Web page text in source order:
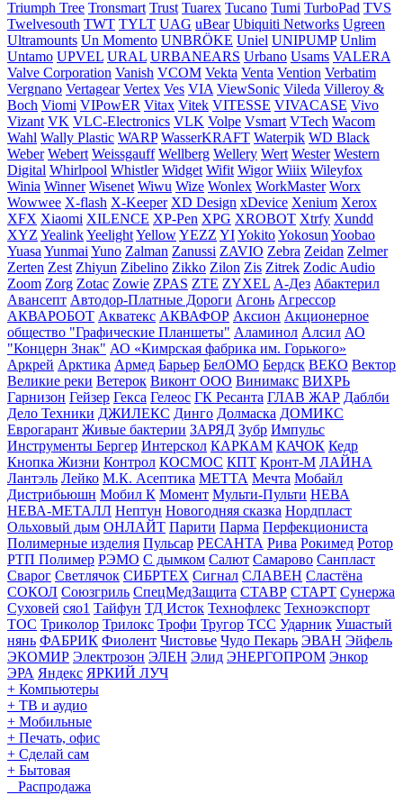
Triumph Tree Tronsmart Trust Tuarex Tucano Tumi TurboPad TVS
Twelvesouth TWT TYLT UAG uBear Ubiquiti Networks Ugreen
Ultramounts Un Momento UNBRÖKE Uniel UNIPUMP Unlim
Untamo UPVEL URAL URBANEARS Urbano Usams VALERA
Valve Corporation Vanish VCOM Vekta Venta Vention Verbatim
Vergnano Vertagear Vertex Ves VIA ViewSonic Vileda Villeroy &
Boch Viomi VIPowER Vitax Vitek VITESSE VIVACASE Vivo
Vizant VK VLC-Electronics VLK Volpe Vsmart VTech Wacom
Wahl Wally Plastic WARP WasserKRAFT Waterpik WD Black
Weber Webert Weissgauff Wellberg Wellery Wert Wester Western
Digital Whirlpool Whistler Widget Wifit Wigor Wiiix Wileyfox
Winia Winner Wisenet Wiwu Wize Wonlex WorkMaster Worx
Wowwee X-flash X-Keeper XD Design xDevice Xenium Xerox
XFX Xiaomi XILENCE XP-Pen XPG XROBOT Xtrfy Xundd
XYZ YealinkYeelightYellowYEZZ YIYokitoYokosun Yoobao
Yuasa Yunmai Yuno Zalman Zanussi ZAVIO Zebra Zeidan Zelmer
Zerten Zest Zhiyun Zibelino Zikko Zilon Zis Zitrek Zodic Audio
Zoom Zorg Zotac Zowie ZPAS ZTE ZYXEL А-Дез Абактерил
Авансепт Автодор-Платные Дороги Агонь Агрессор
АКВАРОБОТ Акватекс АКВАФОР Аксион Акционерное
общество "Графические Планшеты" Аламинол Алсил АО
"Концерн Знак" АО «Кимрская фабрика им. Горького»
Аркрей Арктика Армед Барьер БелОМО Бердск ВЕКО Вектор
Великие реки Ветерок Виконт ООО Винимакс ВИХРЬ
Гарнизон Гейзер Гекса Гелеос ГК Ресанта ГЛАВ ЖАР Даблби
Дело Техники ДЖИЛЕКС Динго Долмаска ДОМИКС
Еврогарант Живые бактерии ЗАРЯД Зубр Импульс
Инструменты Бергер Интерскол КАРКАМ КАЧОК Кедр
Кнопка Жизни Контрол КОСМОС КПТ Кронт-М ЛАЙНА
Лантэль Лейко М.К. Асептика МЕТТА Мечта Мобайл
Дистрибьюшн Мобил К Момент Мульти-Пульти НЕВА
НЕВА-МЕТАЛЛ Нептун Новогодняя сказка Нордпласт
Ольховый дым ОНЛАЙТ Парити Парма Перфекциониста
Полимерные изделия Пульсар РЕСАНТА Рива Рокимед Ротор
РТП Полимер РЭМО С дымком Салют Самарово Санпласт
Сварог Светлячок СИБРТЕХ Сигнал СЛАВЕН Сластёна
СОКОЛ Союзгриль СпецМедЗащита СТАВР СТАРТ Сунержа
Суховей сяо1 Тайфун ТД Исток Технофлекс Техноэкспорт
ТОС Триколор Трилокс Трофи Тругор ТСС Ударник Ушастый
нянь ФАБРИК Фиолент Чистовье Чудо Пекарь ЭВАН Эйфель
ЭКОМИР Электрозон ЭЛЕН Элид ЭНЕРГОПРОМ Энкор
ЭРА Яндекс ЯРКИЙ ЛУЧ
+ Компьютеры
+ ТВ и аудио
+ Мобильные
+ Печать, офис
+ Сделай сам
+ Бытовая
Распродажа